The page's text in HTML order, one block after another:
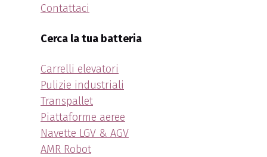
Contattaci
Cerca la tua batteria
Carrelli elevatori
Pulizie industriali
Transpallet
Piattaforme aeree
Navette LGV & AGV
AMR Robot